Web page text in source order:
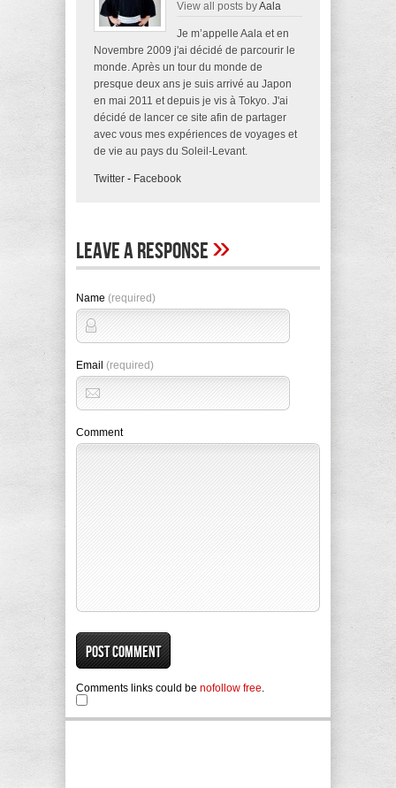
View all posts byAala
Je m’appelle Aala et en
Novembre 2009 j'ai décidé de parcourir le
monde. Après un tour du monde de
presque deux ans je suis arrivé au Japon
en mai 2011 et depuis je vis à Tokyo. J'ai
décidé de lancer ce site afin de partager
avec vous mes expériences de voyages et
de vie au pays du Soleil-Levant.
Twitter - Facebook
Leave A Response»
Name (required)
Email (required)
Comment
Comments links could be nofollow free.